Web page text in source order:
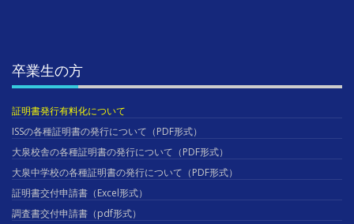
卒業生の方
証明書発行有料化について
ISSの各種証明書の発行について（PDF形式）
大泉校舎の各種証明書の発行について（PDF形式）
大泉中学校の各種証明書の発行について（PDF形式）
証明書交付申請書（Excel形式）
調査書交付申請書（pdf形式）